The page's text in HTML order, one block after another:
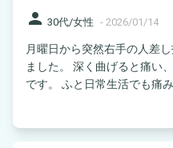
person 30代/女性 - 2026/01/14
月曜日から突然右手の人差
ました。 深く曲げると痛い
です。 ふと日常生活でも痛み